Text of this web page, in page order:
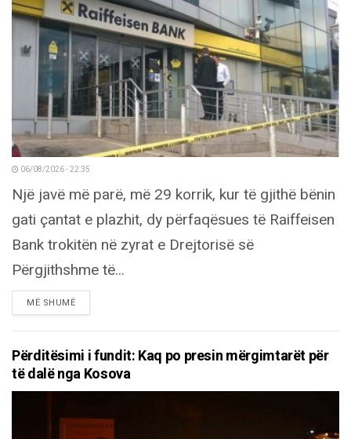
06/08/2026 - 22:35
Një javë më parë, më 29 korrik, kur të gjithë bënin
gati çantat e plazhit, dy përfaqësues të Raiffeisen
Bank trokitën në zyrat e Drejtorisë së
Përgjithshme të...
MË SHUMËDETAILS
Përditësimi i fundit: Kaq po presin mërgimtarët për
të dalë nga Kosova